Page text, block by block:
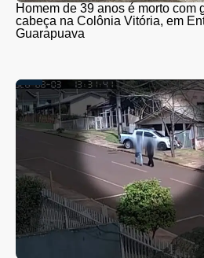
Homem de 39 anos é morto com
cabeça na Colônia Vitória, em
Guarapuava